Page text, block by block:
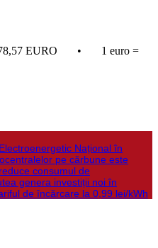
78,57 EURO • 1 euro =
Național în
pe cărbune este
consumul de
genera investiții noi în
de încărcare la 0,99 lei/kWh